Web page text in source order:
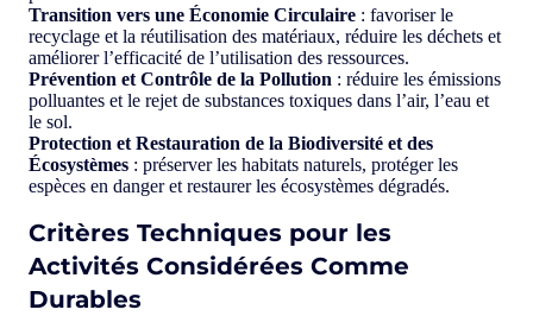
Transition vers une Économie Circulaire : favoriser le
recyclage et la réutilisation des matériaux, réduire les déchets et
améliorer l’efficacité de l’utilisation des ressources.
Prévention et Contrôle de la Pollution : réduire les émissions
polluantes et le rejet de substances toxiques dans l’air, l’eau et
le sol.
Protection et Restauration de la Biodiversité et des
Écosystèmes : préserver les habitats naturels, protéger les
espèces en danger et restaurer les écosystèmes dégradés.
Critères Techniques pour les
Activités Considérées Comme
Durables